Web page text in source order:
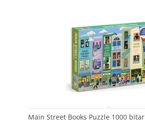
Main Street Books Puzzle 1000 bitar